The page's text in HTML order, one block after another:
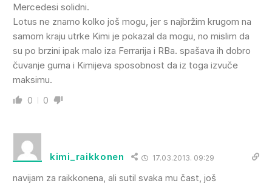
Mercedesi solidni.
Lotus ne znamo kolko još mogu, jer s najbržim krugom na
samom kraju utrke Kimi je pokazal da mogu, no mislim da
su po brzini ipak malo iza Ferrarija i RBa. spašava ih dobro
čuvanje guma i Kimijeva sposobnost da iz toga izvuče
maksimu.
0 0
kimi_raikkonen 17.03.2013. 09:29
navijam za raikkonena, ali sutil svaka mu čast, još